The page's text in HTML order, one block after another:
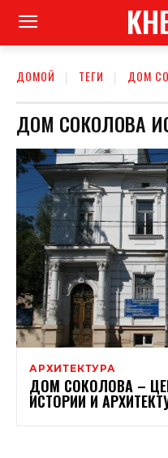
ДОМОЙ ТЕГИ ДОМ
ДОМ СОКОЛОВА
АРХИТЕКТУРА
ДОМ СОКОЛОВА –
ИСТОРИИ И